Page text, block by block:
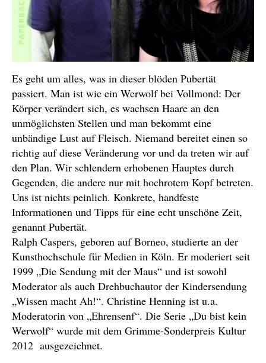
Es geht um alles, was in dieser blöden Pubertät
passiert. Man ist wie ein Werwolf bei Vollmond: Der
Körper verändert sich, es wachsen Haare an den
unmöglichsten Stellen und man bekommt eine
unbändige Lust auf Fleisch. Niemand bereitet einen so
richtig auf diese Veränderung vor und da treten wir auf
den Plan. Wir schlendern erhobenen Hauptes durch
Gegenden, die andere nur mit hochrotem Kopf betreten.
Uns ist nichts peinlich. Konkrete, handfeste
Informationen und Tipps für eine echt unschöne Zeit,
genannt Pubertät.
Ralph Caspers, geboren auf Borneo, studierte an der
Kunsthochschule für Medien in Köln. Er moderiert seit
1999 „Die Sendung mit der Maus“ und ist sowohl
Moderator als auch Drehbuchautor der Kindersendung
„Wissen macht Ah!“. Christine Henning ist u.a.
Moderatorin von „Ehrensenf“. Die Serie „Du bist kein
Werwolf“ wurde mit dem Grimme-Sonderpreis Kultur
2012 ausgezeichnet.